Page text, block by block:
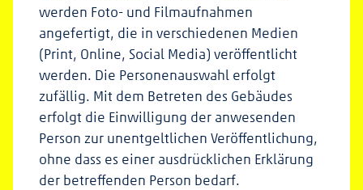
werden Foto- und Filmaufnahmen
angefertigt, die in verschiedenen Medien
(Print, Online, Social Media) veröffentlicht
werden. Die Personenauswahl erfolgt
zufällig. Mit dem Betreten des Gebäudes
erfolgt die Einwilligung der anwesenden
Person zur unentgeltlichen Veröffentlichung,
ohne dass es einer ausdrücklichen Erklärung
der betreffenden Person bedarf.